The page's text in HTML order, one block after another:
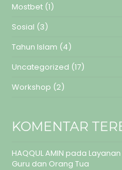
Mostbet (1)
Sosial (3)
Tahun Islam (4)
Uncategorized (17)
Workshop (2)
KOMENTAR
HAQQUL AMIN pada
Guru dan Orang Tua